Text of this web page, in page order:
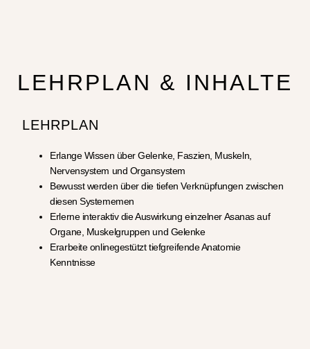
LEHRPLAN & INHALTE
LEHRPLAN
Erlange Wissen über Gelenke, Faszien, Muskeln,
Nervensystem und Organsystem
Bewusst werden über die tiefen Verknüpfungen zwischen
diesen Systememen
Erlerne interaktiv die Auswirkung einzelner Asanas auf
Organe, Muskelgruppen und Gelenke
Erarbeite onlinegestützt tiefgreifende Anatomie
Kenntnisse